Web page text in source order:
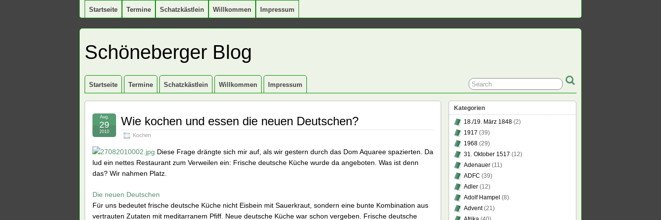
Startseite Termine Schatzkästlein Willkommen Impressum
Schöneberger Blog
Startseite Termine Schatzkästlein Willkommen Impressum
Wie kochen und essen die neuen Deutschen?
Kochen
Aug.
29
2010
Diese Frage drängte sich mir auf, als wir gestern durch das Dom Aquaree spazierten. Da
lud ein nettes Restaurant zum Verweilen ein: Frische deutsche Küche wurde da angeboten. Was ist denn
das? Wir nahmen Platz.
Die neuen Deutschen
Für uns bedeutet frische deutsche Küche nicht Eisbein mit Sauerkraut, sondern eine bunte Kombination aus
vertrauten Zutaten mit meditarranem Pfiff. Neue deutsche Küche war schon vergeben. Frische deutsche
Kategorien
18./19. März 1848 (2)
1917 (39)
1968 (29)
31. Oktober 1517 (12)
Adenauer (11)
ADFC (39)
Adler (12)
Adolf Hampel (8)
Advent(21)